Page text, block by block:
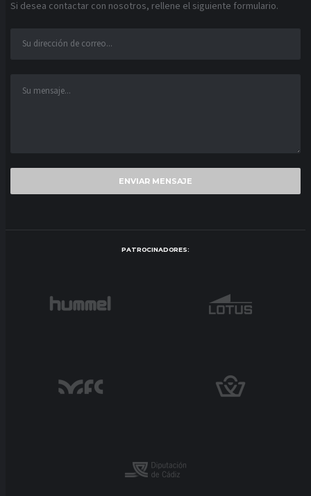
Si desea contactar con nosotros, rellene el siguiente formulario.
PATROCINADORES: